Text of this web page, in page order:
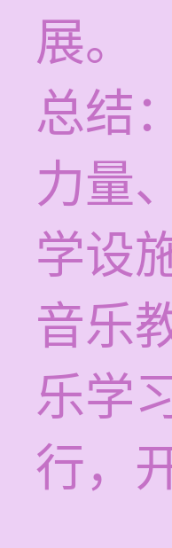
展。
总结
力量
学设
音乐
乐学
行，